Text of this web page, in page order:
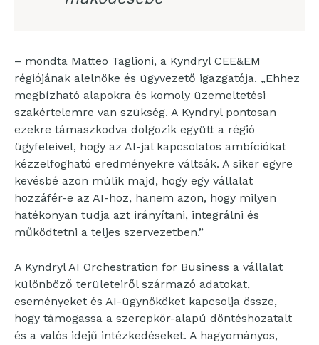
– mondta Matteo Taglioni, a Kyndryl CEE&EM
régiójának alelnöke és ügyvezető igazgatója. „Ehhez
megbízható alapokra és komoly üzemeltetési
szakértelemre van szükség. A Kyndryl pontosan
ezekre támaszkodva dolgozik együtt a régió
ügyfeleivel, hogy az AI-jal kapcsolatos ambíciókat
kézzelfogható eredményekre váltsák. A siker egyre
kevésbé azon múlik majd, hogy egy vállalat
hozzáfér-e az AI-hoz, hanem azon, hogy milyen
hatékonyan tudja azt irányítani, integrálni és
működtetni a teljes szervezetben.”
A Kyndryl AI Orchestration for Business a vállalat
különböző területeiről származó adatokat,
eseményeket és AI-ügynököket kapcsolja össze,
hogy támogassa a szerepkör-alapú döntéshozatalt
és a valós idejű intézkedéseket. A hagyományos,